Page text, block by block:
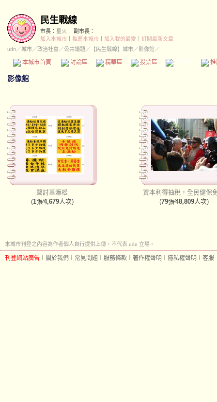
民生戰線
市長： 星火
副市長：
加入本城市
推薦本城市 加入我的最愛
訂閱最新文章
udn／城市／政治社會 ／公共議題 ／ 【民生戰線】城市／影像館／
本城市首頁 討論區 精華區 投票區 影像館
影像館
聲討辜濂松
(1張∕4,679人次)
資本利得抽稅，全民健保
(79張∕48,809人次)
本城市刊登之內容為作者個人自行提供上傳，不代表 udn 立場。
刊登網站廣告 關於我們 常見問題 服務條款 著作權聲明 隱私權聲明 客服